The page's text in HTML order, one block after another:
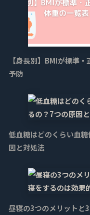
【身長別】BMIが標準
予防
低血糖はどのくらい血
因と対処法
昼寝の3つのメリットと